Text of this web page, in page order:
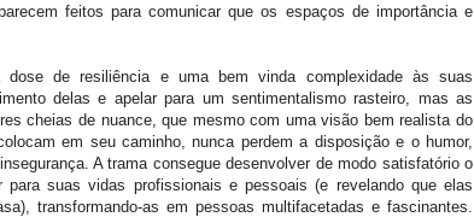
feitos para comunicar que os espaços de importância e
de resiliência e uma bem vinda complexidade às suas
delas e apelar para um sentimentalismo rasteiro, mas as
cheias de nuance, que mesmo com uma visão bem realista do
em seu caminho, nunca perdem a disposição e o humor,
A trama consegue desenvolver de modo satisfatório o
suas vidas profissionais e pessoais (e revelando que elas
transformando-as em pessoas multifacetadas e fascinantes.